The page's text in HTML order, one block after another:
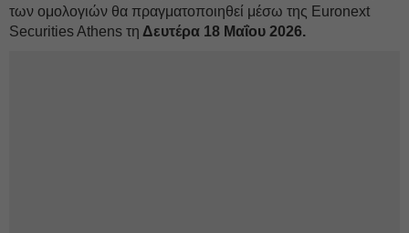
των ομολογιών θα πραγματοποιηθεί μέσω της Euronext
Securities Athens τη Δευτέρα 18 Μαΐου 2026.